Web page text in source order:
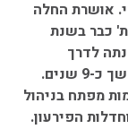
אושרת החלה
כבר בשנת
לדרך
עצמאית כבעלת משרד עורכי דין מוביל במשך כ-9 שנים.
מפתח בניהול
הפירעון.